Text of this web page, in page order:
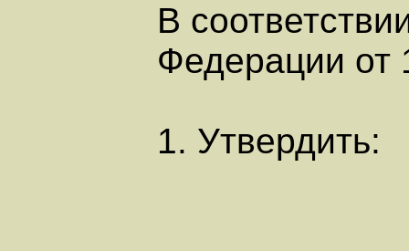
В
Федерации от
1. Утвердить: